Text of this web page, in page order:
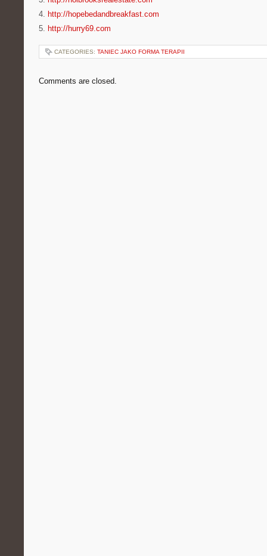
4. http://hopebedandbreakfast.com
5. http://hurry69.com
CATEGORIES: TANIEC JAKO FORMA TERAPII
Comments are closed.